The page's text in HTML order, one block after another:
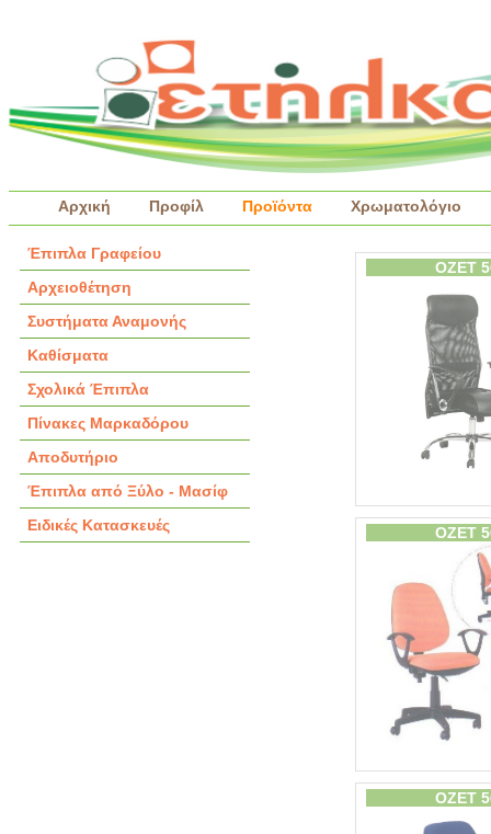
Αρχική Προφίλ Προϊόντα Χρωματολόγιο
Έπιπλα Γραφείου
Αρχειοθέτηση
Συστήματα Αναμονής
Καθίσματα
Σχολικά Έπιπλα
Πίνακες Μαρκαδόρου
Αποδυτήριο
Έπιπλα από Ξύλο - Μασίφ
Ειδικές Κατασκευές
OZET
OZET
OZET